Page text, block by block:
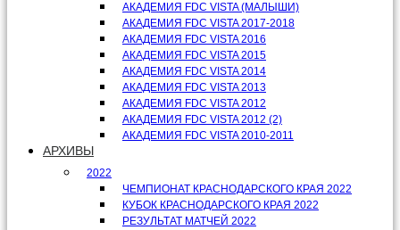
АКАДЕМИЯ FDC VISTA (МАЛЫШИ)
АКАДЕМИЯ FDC VISTA 2017-2018
АКАДЕМИЯ FDC VISTA 2016
АКАДЕМИЯ FDC VISTA 2015
АКАДЕМИЯ FDC VISTA 2014
АКАДЕМИЯ FDC VISTA 2013
АКАДЕМИЯ FDC VISTA 2012
АКАДЕМИЯ FDC VISTA 2012 (2)
АКАДЕМИЯ FDC VISTA 2010-2011
АРХИВЫ
2022
ЧЕМПИОНАТ КРАСНОДАРСКОГО КРАЯ 2022
КУБОК КРАСНОДАРСКОГО КРАЯ 2022
РЕЗУЛЬТАТ МАТЧЕЙ 2022